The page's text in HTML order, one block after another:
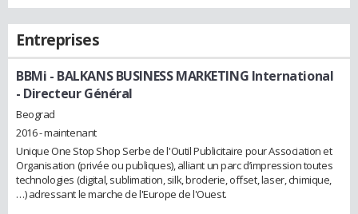
Entreprises
BBMi - BALKANS BUSINESS MARKETING International
- Directeur Général
Beograd
2016 - maintenant
Unique One Stop Shop Serbe de l'Outil Publicitaire pour Association et
Organisation (privée ou publiques), alliant un parc d’impression toutes
technologies (digital, sublimation, silk, broderie, offset, laser, chimique,
…) adressant le marche de l'Europe de l'Ouest.